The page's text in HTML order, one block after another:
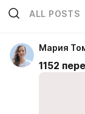
ALL POSTS
Мария
1152